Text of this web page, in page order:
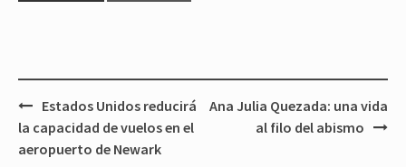
Navegación
de
entradas
Estados Unidos reducirá
la capacidad de vuelos en el
aeropuerto de Newark
Ana Julia Quezada: una vida
al filo del abismo